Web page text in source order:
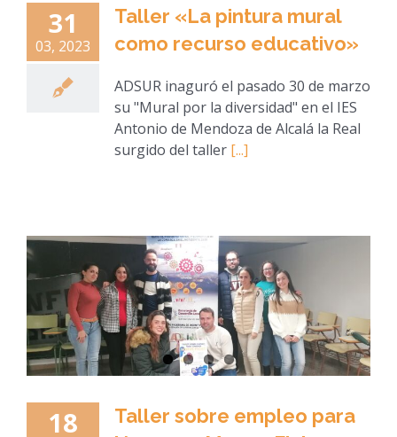
31
03, 2023
Taller «La pintura mural
como recurso educativo»
ADSUR inaguró el pasado 30 de marzo
su "Mural por la diversidad" en el IES
Antonio de Mendoza de Alcalá la Real
surgido del taller [...]
18
Taller sobre empleo para